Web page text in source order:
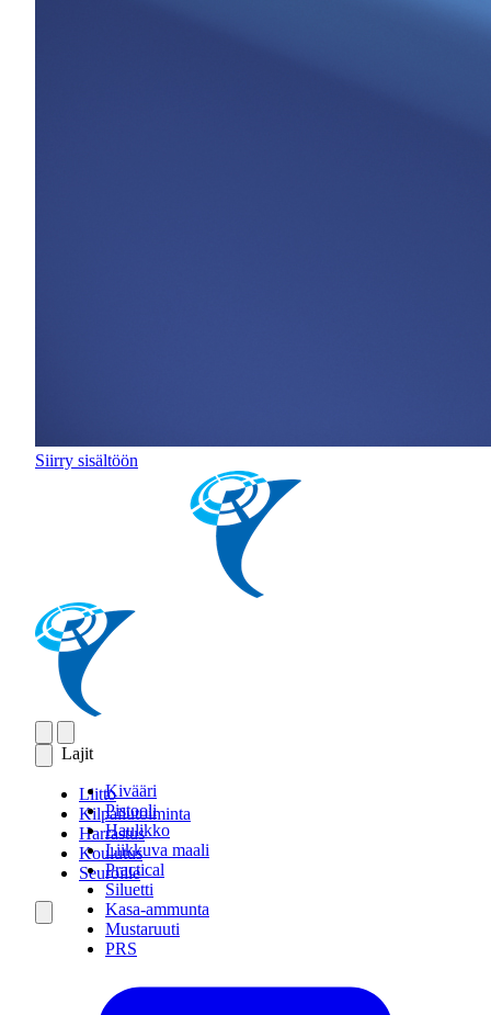
Siirry sisältöön
Lajit
Kivääri
Pistooli
Haulikko
Liikkuva maali
Practical
Siluetti
Kasa-ammunta
Mustaruuti
PRS
Liitto
Kilpailutoiminta
Harrastus
Koulutus
Seuroille